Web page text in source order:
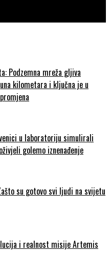
Podzemna mreža gljiva
kilometara i ključna je u
u laboratoriju simulirali
golemo iznenađenje
su gotovo svi ljudi na svijetu
i realnost misije Artemis